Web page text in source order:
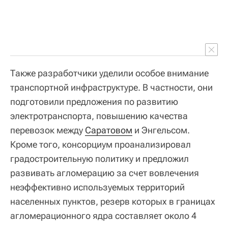
Также разработчики уделили особое внимание
транспортной инфраструктуре. В частности, они
подготовили предложения по развитию
электротранспорта, повышению качества
перевозок между Саратовом и Энгельсом.
Кроме того, консорциум проанализировал
градостроительную политику и предложил
развивать агломерацию за счет вовлечения
неэффективно используемых территорий
населенных пунктов, резерв которых в границах
агломерационного ядра составляет около 4